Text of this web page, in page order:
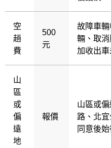
空
趟
費
500
元
故障車
輛、取
加收出車
山
區
或
偏
遠
地
報價
山區或
路、北
同意後